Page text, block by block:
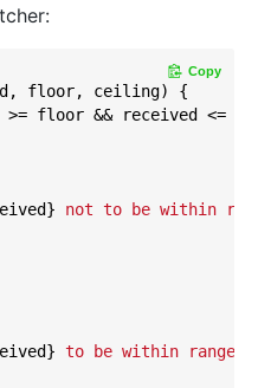
floor, ceiling) {
>= floor && received <=
not to be within
to be within range
Copy